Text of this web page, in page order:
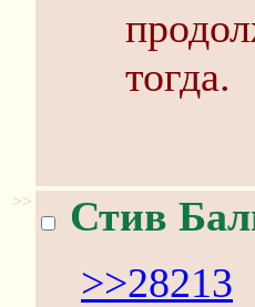
тогда.
>> Стив
>>28213